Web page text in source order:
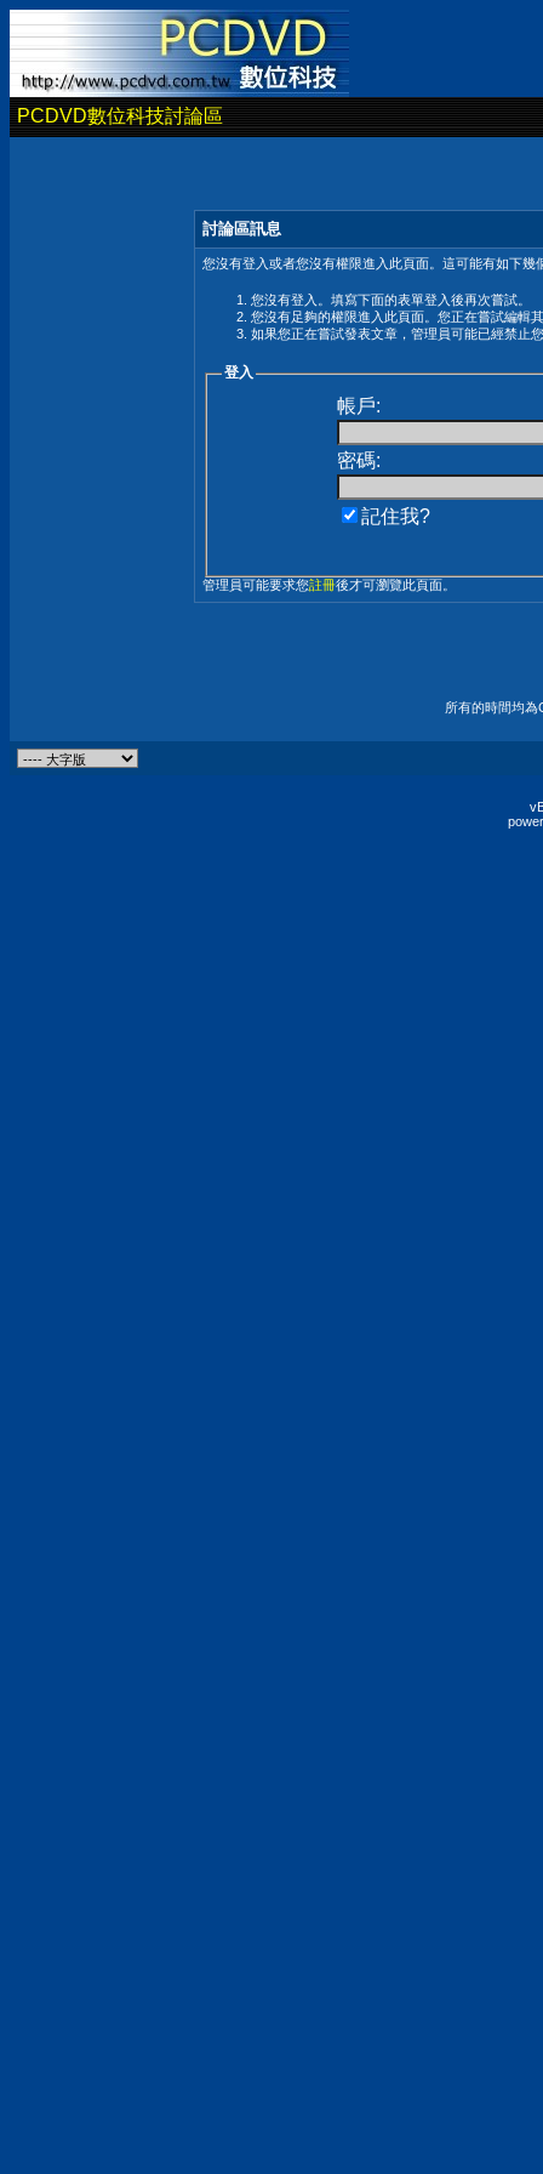
PCDVD數位科技討論區
討論區訊息
您沒有登入或者您沒有權限進入此頁面。這可能有如下幾
您沒有登入。填寫下面的表單登入後再次嘗試。
您沒有足夠的權限進入此頁面。您正在嘗試編輯
如果您正在嘗試發表文章，管理員可能已經禁止
登入
帳戶:
密碼:
記住我?
管理員可能要求您註冊後才可瀏覽此頁面。
所有的時間均為